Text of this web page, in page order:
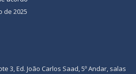
de 2025
3, Ed. João Carlos Saad, 5º Andar, salas